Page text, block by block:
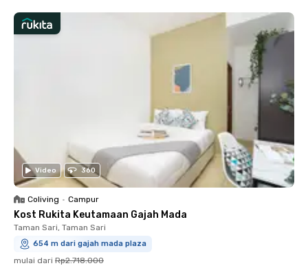
Video 360
Coliving • Campur
Kost Rukita Keutamaan Gajah Mada
Taman Sari, Taman Sari
654 m dari gajah mada plaza
mulai dari Rp2.718.000